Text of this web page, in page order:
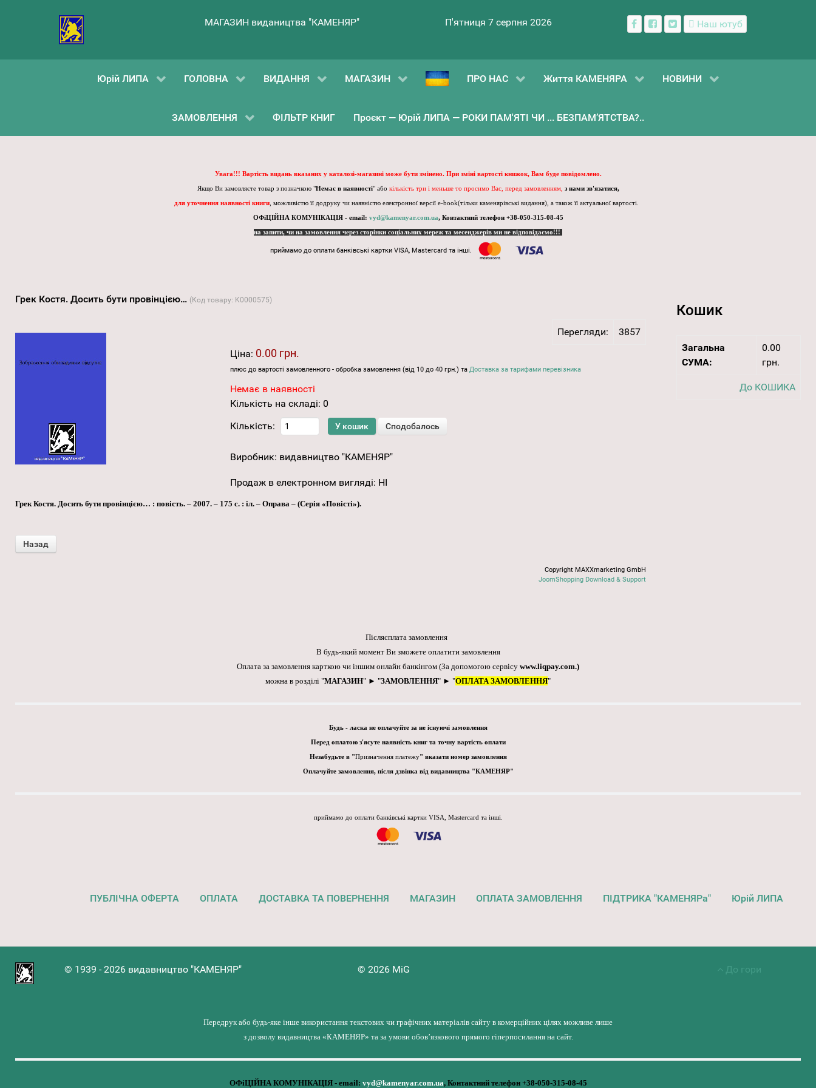
МАГАЗИН видаництва "КАМЕНЯР" П'ятниця 7 серпня 2026 Наш ютуб
Юрій ЛИПА ГОЛОВНА ВИДАННЯ МАГАЗИН ПРО НАС Життя КАМЕНЯРА НОВИНИ
ЗАМОВЛЕННЯ ФІЛЬТР КНИГ Проєкт — Юрій ЛИПА — РОКИ ПАМ'ЯТІ ЧИ ... БЕЗПАМ’ЯТСТВА?..
Увага!!! Вартість видань вказаних у каталозі-магазині може бути змінено. При зміні вартості книжок, Вам буде повідомлено.
Якщо Ви замовляєте товар з позначкою "Немає в наявності" або кількість три і меньше то просимо Вас, перед замовленням, з нами зв'язатися,
для уточнення наявності книги, можливістю її додруку чи наявністю електронної версії e-book(тільки каменярівські видання), а також її актуальної вартості.
ОФіЦІЙНА КОМУНІКАЦІЯ - email: vyd@kamenyar.com.ua, Контактний телефон +38-050-315-08-45
на запити, чи на замовлення через сторінки соціальних мереж та месенджерів ми не відповідаємо!!!
приймамо до оплати банківські картки VISA, Mastercard та інші.
Грек Костя. Досить бути провінцією… (Код товару: K0000575)
Перегляди:
3857
Ціна: 0.00 грн.
плюс до вартості замовленного - обробка замовлення (від 10 до 40 грн.) та Доставка за тарифами перевізника
Немає в наявності
Кількість на складі: 0
Кількість:
Виробник: видавництво "КАМЕНЯР"
Продаж в електронном вигляді: НІ
Грек Костя. Досить бути провінцією… : повість. – 2007. – 175 с. : іл. – Оправа – (Серія «Повісті»).
Copyright MAXXmarketing GmbH
JoomShopping Download & Support
Кошик
Загальна
СУМА:
0.00
грн.
До КОШИКА
Післясплата замовлення
В будь-який момент Ви зможете оплатити замовлення
Оплата за замовлення карткою чи іншим онлайн банкінгом (За допомогою сервісу www.liqpay.com.)
можна в розділі "МАГАЗИН" ► "ЗАМОВЛЕННЯ" ► "ОПЛАТА ЗАМОВЛЕННЯ"
Будь - ласка не оплачуйте за не існуючі замовлення
Перед оплатою з'ясуте наявність книг та точну вартість оплати
Незабудьте в "Призначення платежу" вказати номер замовлення
Оплачуйте замовлення, після дзвінка від видавництва "КАМЕНЯР"
приймамо до оплати банківські картки VISA, Mastercard та інші.
ПУБЛІЧНА ОФЕРТА ОПЛАТА ДОСТАВКА ТА ПОВЕРНЕННЯ МАГАЗИН ОПЛАТА ЗАМОВЛЕННЯ ПІДТРИКА "КАМЕНЯРа" Юрій ЛИПА
© 1939 - 2026 видавництво "КАМЕНЯР" © 2026 MiG До гори
Передрук або будь-яке інше використання текстових чи графічних матеріалів сайту в комерційних цілях можливе лише
з дозволу видавництва «КАМЕНЯР» та за умови обов’язкового прямого гіперпосилання на сайт.
ОФіЦІЙНА КОМУНІКАЦІЯ - email: vyd@kamenyar.com.ua, Контактний телефон +38-050-315-08-45